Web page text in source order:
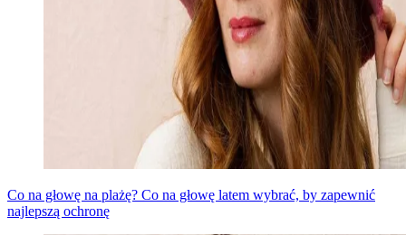
Co na głowę na plażę? Co na głowę latem wybrać, by zapewnić
najlepszą ochronę